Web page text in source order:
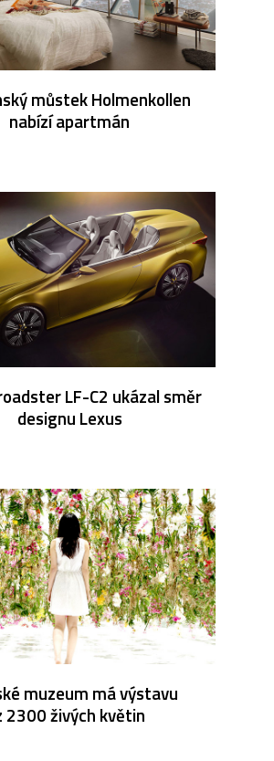
můstek Holmenkollen
nabízí apartmán
LF-C2 ukázal směr
designu Lexus
muzeum má výstavu
2300 živých květin